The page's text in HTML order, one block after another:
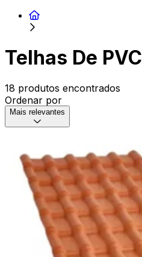
Telhas De PVC
18 produtos encontrados
Ordenar por
Mais relevantes